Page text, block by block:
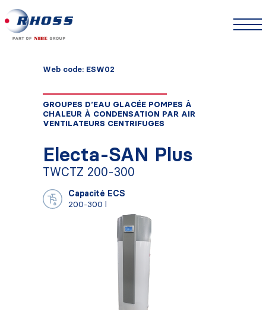
Web code: ESW02
GROUPES D’EAU GLACÉE POMPES À
CHALEUR À CONDENSATION PAR AIR
VENTILATEURS CENTRIFUGES
Electa-SAN Plus
TWCTZ 200-300
Capacité ECS
200-300 l